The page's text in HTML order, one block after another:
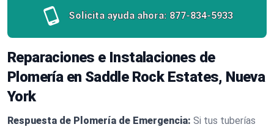
Solicita ayuda ahora: 877-834-5933
Reparaciones e Instalaciones de
Plomería en Saddle Rock Estates, Nueva
York
Respuesta de Plomería de Emergencia: Si tus tuberías